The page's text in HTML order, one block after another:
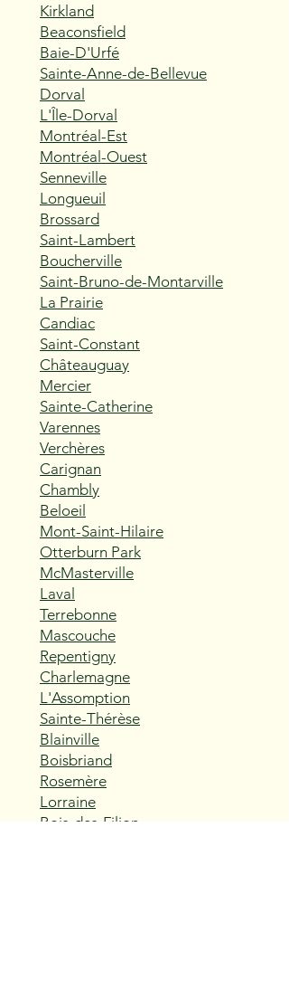
Kirkland
Beaconsfield
Baie-D'Urfé
Sainte-Anne-de-Bellevue
Dorval
L'Île-Dorval
Montréal-Est
Montréal-Ouest
Senneville
Longueuil
Brossard
Saint-Lambert
Boucherville
Saint-Bruno-de-Montarville
La Prairie
Candiac
Saint-Constant
Châteauguay
Mercier
Sainte-Catherine
Varennes
Verchères
Carignan
Chambly
Beloeil
Mont-Saint-Hilaire
Otterburn Park
McMasterville
Laval
Terrebonne
Mascouche
Repentigny
Charlemagne
L'Assomption
Sainte-Thérèse
Blainville
Boisbriand
Rosemère
Lorraine
Bois-des-Filion